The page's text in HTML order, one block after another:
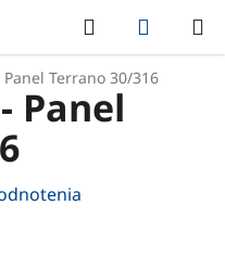
Hľadať
KOŠÍK
Terrano 30/316
Panel